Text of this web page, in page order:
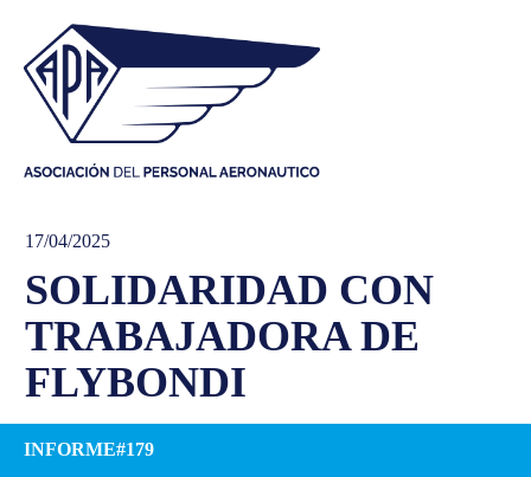
17/04/2025
SOLIDARIDAD CON
TRABAJADORA DE
FLYBONDI
INFORME#179